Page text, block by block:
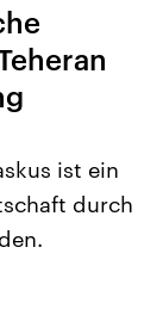
Beiträge,
und
ist ein
durch